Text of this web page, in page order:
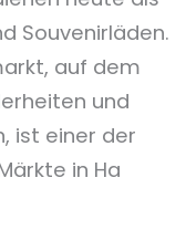
Souvenirläden.
auf dem
und
ist einer der
in Ha